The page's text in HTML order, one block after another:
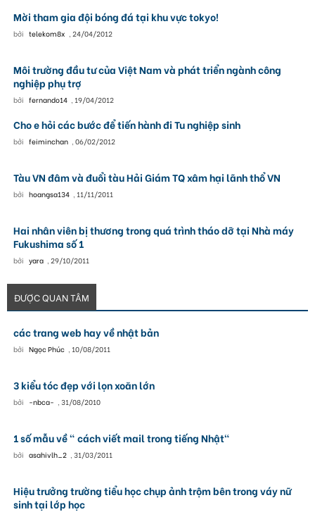
Mời tham gia đội bóng đá tại khu vực tokyo!
bởi telekom8x , 24/04/2012
Môi trường đầu tư của Việt Nam và phát triển ngành công
nghiệp phụ trợ
bởi fernando14 , 19/04/2012
Cho e hỏi các bước để tiến hành đi Tu nghiệp sinh
bởi feiminchan , 06/02/2012
Tàu VN đâm và đuổi tàu Hải Giám TQ xâm hại lãnh thổ VN
bởi hoangsa134 , 11/11/2011
Hai nhân viên bị thương trong quá trình tháo dỡ tại Nhà máy
Fukushima số 1
bởi yara , 29/10/2011
ĐƯỢC QUAN TÂM
các trang web hay về nhật bản
bởi Ngọc Phúc , 10/08/2011
3 kiểu tóc đẹp với lọn xoăn lớn
bởi -nbca- , 31/08/2010
1 số mẫu về " cách viết mail trong tiếng Nhật"
bởi asahivlh_2 , 31/03/2011
Hiệu trưởng trường tiểu học chụp ảnh trộm bên trong váy nữ
sinh tại lớp học